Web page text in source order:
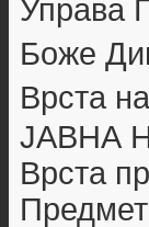
Управа
Боже
Врста
ЈАВНА
Врста